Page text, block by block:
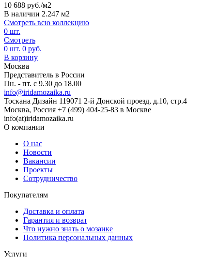
10 688 руб./м2
В наличии 2.247 м2
Смотреть всю коллекцию
0 шт.
Смотреть
0 шт. 0 руб.
В корзину
Москва
Представитель в России
Пн. - пт. с 9.30 до 18.00
info@iridamozaika.ru
Тоскана Дизайн 119071 2-й Донской проезд, д.10, стр.4
Москва, Россия +7 (499) 404-25-83 в Москве
info(at)iridamozaika.ru
О компании
О нас
Новости
Вакансии
Проекты
Сотрудничество
Покупателям
Доставка и оплата
Гарантия и возврат
Что нужно знать о мозаике
Политика персональных данных
Услуги